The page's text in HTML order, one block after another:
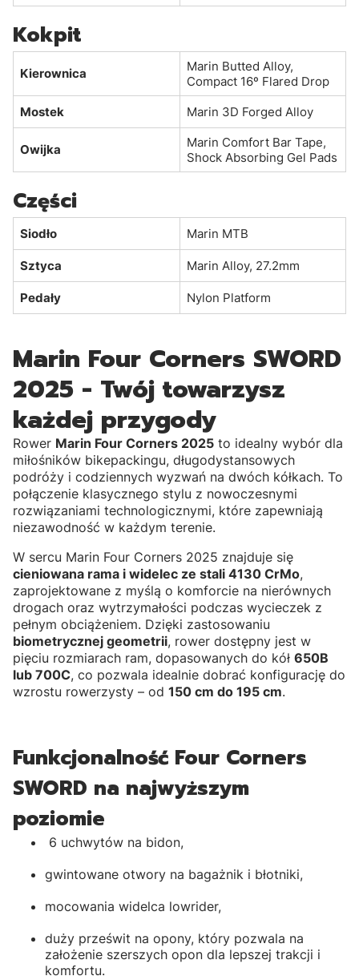
Kokpit
Kierownica
Marin Butted Alloy,
Compact 16º Flared Drop
Mostek
Marin 3D Forged Alloy
Owijka
Marin Comfort Bar Tape,
Shock Absorbing Gel Pads
Części
Siodło Marin MTB
Sztyca Marin Alloy, 27.2mm
Pedały Nylon Platform
Marin Four Corners SWORD
2025 - Twój towarzysz
każdej przygody
Rower Marin Four Corners 2025 to idealny wybór dla
miłośników bikepackingu, długodystansowych
podróży i codziennych wyzwań na dwóch kółkach. To
połączenie klasycznego stylu z nowoczesnymi
rozwiązaniami technologicznymi, które zapewniają
niezawodność w każdym terenie.
W sercu Marin Four Corners 2025 znajduje się
cieniowana rama i widelec ze stali 4130 CrMo,
zaprojektowane z myślą o komforcie na nierównych
drogach oraz wytrzymałości podczas wycieczek z
pełnym obciążeniem. Dzięki zastosowaniu
biometrycznej geometrii, rower dostępny jest w
pięciu rozmiarach ram, dopasowanych do kół 650B
lub 700C, co pozwala idealnie dobrać konfigurację do
wzrostu rowerzysty – od 150 cm do 195 cm.
Funkcjonalność Four Corners
SWORD na najwyższym
poziomie
6 uchwytów na bidon,
gwintowane otwory na bagażnik i błotniki,
mocowania widelca lowrider,
duży prześwit na opony, który pozwala na
założenie szerszych opon dla lepszej trakcji i
komfortu.